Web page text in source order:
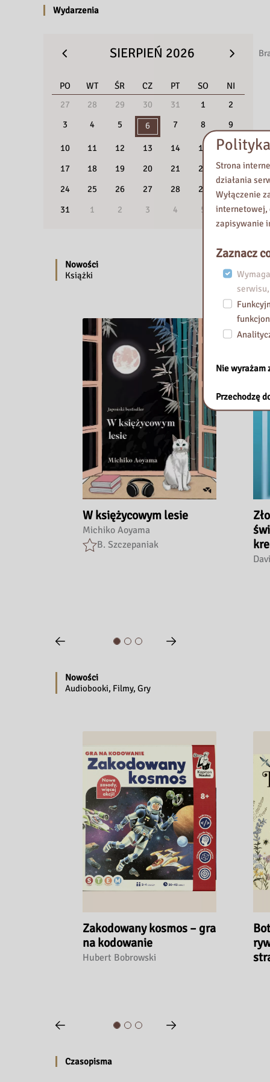
Wydarzenia
SIERPIEŃ 2026
PO WT ŚR CZ PT SO
NI
27
28 29 30 31 1
2
3
4 5 6 7 8 9
10 11 12 13 14 15
16
17
18 19 20 21 22
23
24
25 26 27 28 29
30
31
1 2 3 4 5 6
Nowości
Książki
W księżycowym lesie
Michiko Aoyama
B. Szczepaniak
przycisk wstecz przycisk Dalej
Nowości
Audiobooki, Filmy, Gry
Zakodowany kosmos – gra
na kodowanie
Hubert Bobrowski
przycisk wstecz przycisk Dalej
Czasopisma
Strona
działania
Wyłączenie
internetowej,
zapisywanie
Zaznacz
Nie wyrażam
Przechodzę